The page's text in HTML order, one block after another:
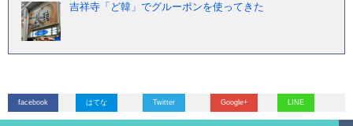
吉祥寺「ど韓」でグルーポンを使ってきた
facebook はてな Twitter Google+ LINE